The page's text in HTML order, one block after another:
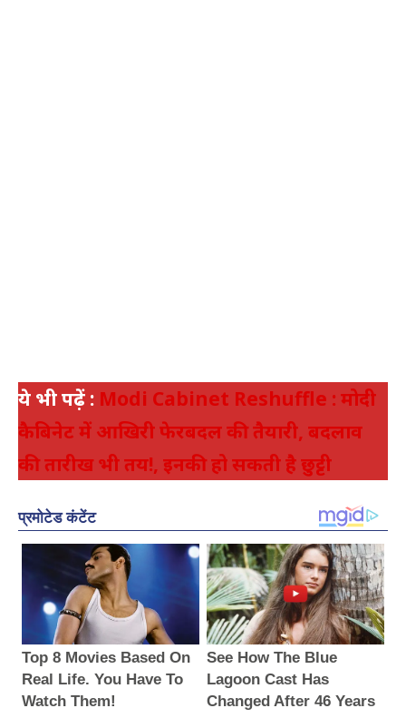
ये भी पढ़ें : Modi Cabinet Reshuffle : मोदी
कैबिनेट में आखिरी फेरबदल की तैयारी, बदलाव
की तारीख भी तय!, इनकी हो सकती है छुट्टी